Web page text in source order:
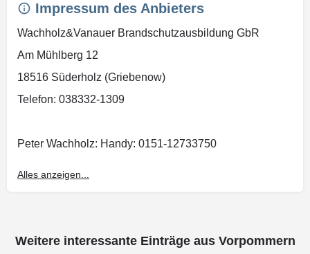
Impressum des Anbieters
Wachholz&Vanauer Brandschutzausbildung GbR
Am Mühlberg 12
18516 Süderholz (Griebenow)
Telefon: 038332-1309
Peter Wachholz: Handy: 0151-12733750
Alles anzeigen...
Weitere interessante Einträge aus Vorpommern